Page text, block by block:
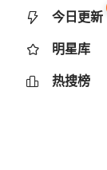
今日更新
明星库
热搜榜